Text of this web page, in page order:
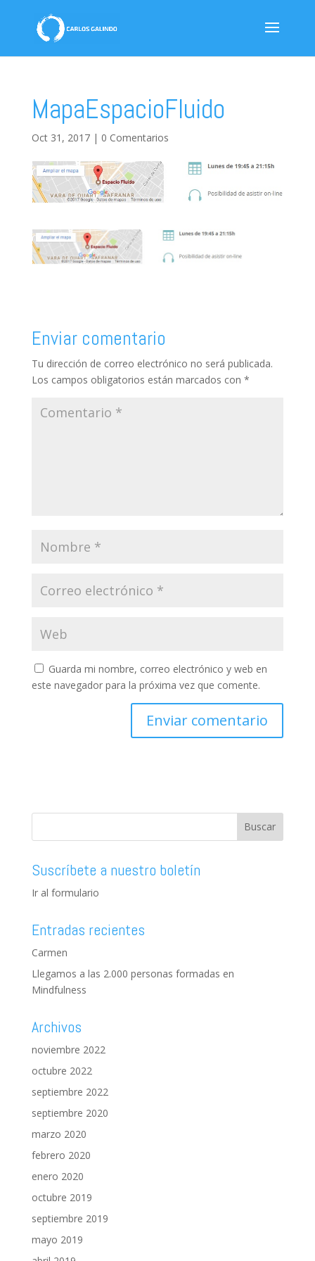
MapaEspacioFluido
Oct 31, 2017| 0 Comentarios
Enviar comentario
Tu dirección de correo electrónico no será publicada.
Los campos obligatorios están marcados con *
Guarda mi nombre, correo electrónico y web en
este navegador para la próxima vez que comente.
Suscríbete a nuestro boletín
Ir al formulario
Entradas recientes
Carmen
Llegamos a las 2.000 personas formadas en
Mindfulness
Archivos
noviembre 2022
octubre 2022
septiembre 2022
septiembre 2020
marzo 2020
febrero 2020
enero 2020
octubre 2019
septiembre 2019
mayo 2019